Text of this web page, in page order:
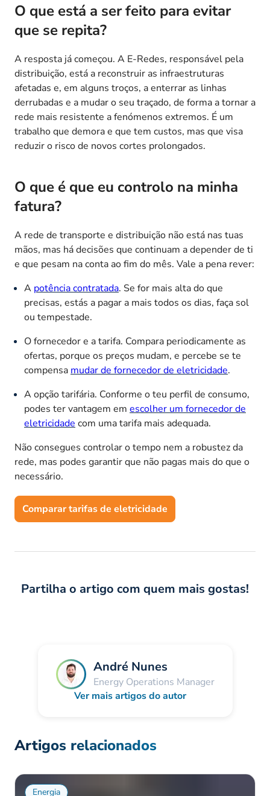
O que está a ser feito para evitar
que se repita?
A resposta já começou. A E-Redes, responsável pela
distribuição, está a reconstruir as infraestruturas
afetadas e, em alguns troços, a enterrar as linhas
derrubadas e a mudar o seu traçado, de forma a tornar a
rede mais resistente a fenómenos extremos. É um
trabalho que demora e que tem custos, mas que visa
reduzir o risco de novos cortes prolongados.
O que é que eu controlo na minha
fatura?
A rede de transporte e distribuição não está nas tuas
mãos, mas há decisões que continuam a depender de ti
e que pesam na conta ao fim do mês. Vale a pena rever:
A potência contratada. Se for mais alta do que
precisas, estás a pagar a mais todos os dias, faça sol
ou tempestade.
O fornecedor e a tarifa. Compara periodicamente as
ofertas, porque os preços mudam, e percebe se te
compensa mudar de fornecedor de eletricidade.
A opção tarifária. Conforme o teu perfil de consumo,
podes ter vantagem em escolher um fornecedor de
eletricidade com uma tarifa mais adequada.
Não consegues controlar o tempo nem a robustez da
rede, mas podes garantir que não pagas mais do que o
necessário.
Comparar tarifas de eletricidade
Partilha o artigo com quem mais gostas!
André Nunes
Energy Operations Manager
Ver mais artigos do autor
Artigos relacionados
Energia